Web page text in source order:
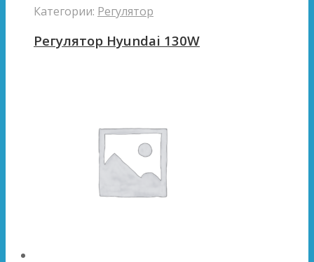
Категории: Регулятор
Регулятор Hyundai 130W